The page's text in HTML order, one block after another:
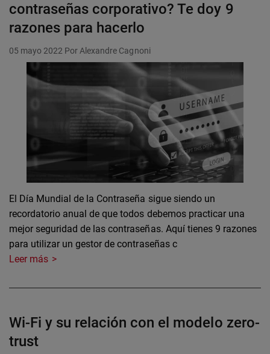
contraseñas corporativo? Te doy 9
razones para hacerlo
05 mayo 2022 Por Alexandre Cagnoni
El Día Mundial de la Contraseña sigue siendo un
recordatorio anual de que todos debemos practicar una
mejor seguridad de las contraseñas. Aquí tienes 9 razones
para utilizar un gestor de contraseñas c
Leer más
Wi-Fi y su relación con el modelo zero-
trust